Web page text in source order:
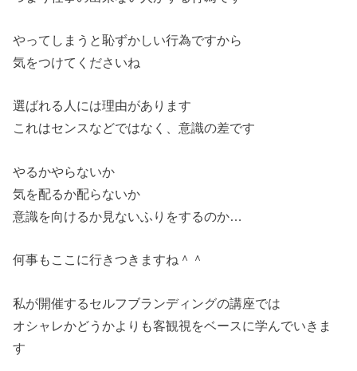
やってしまうと恥ずかしい行為ですから
気をつけてくださいね
選ばれる人には理由があります
これはセンスなどではなく、意識の差です
やるかやらないか
気を配るか配らないか
意識を向けるか見ないふりをするのか…
何事もここに行きつきますね＾＾
私が開催するセルフブランディングの講座では
オシャレかどうかよりも客観視をベースに学んでいきま
す